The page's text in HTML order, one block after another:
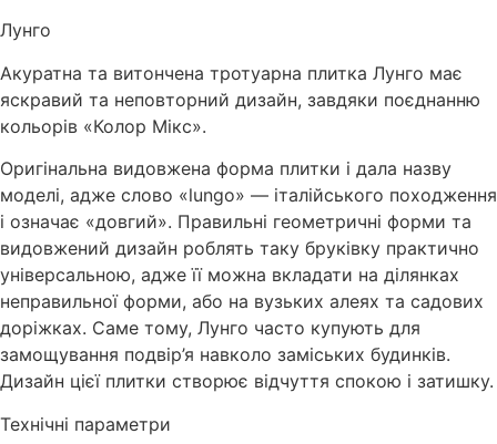
Лунго
Акуратна та витончена тротуарна плитка Лунго має
яскравий та неповторний дизайн, завдяки поєднанню
кольорів «Колор Мікс».
Оригінальна видовжена форма плитки і дала назву
моделі, адже слово «lungo» — італійського походження
і означає «довгий». Правильні геометричні форми та
видовжений дизайн роблять таку бруківку практично
універсальною, адже її можна вкладати на ділянках
неправильної форми, або на вузьких алеях та садових
доріжках. Саме тому, Лунго часто купують для
замощування подвір’я навколо заміських будинків.
Дизайн цієї плитки створює відчуття спокою і затишку.
Технічні параметри